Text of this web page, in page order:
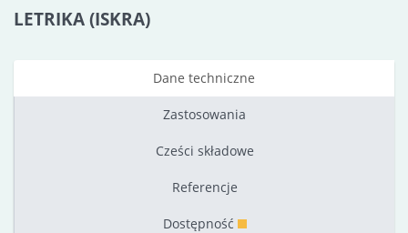
LETRIKA (ISKRA)
Dane techniczne
Zastosowania
Cześci składowe
Referencje
Dostępność